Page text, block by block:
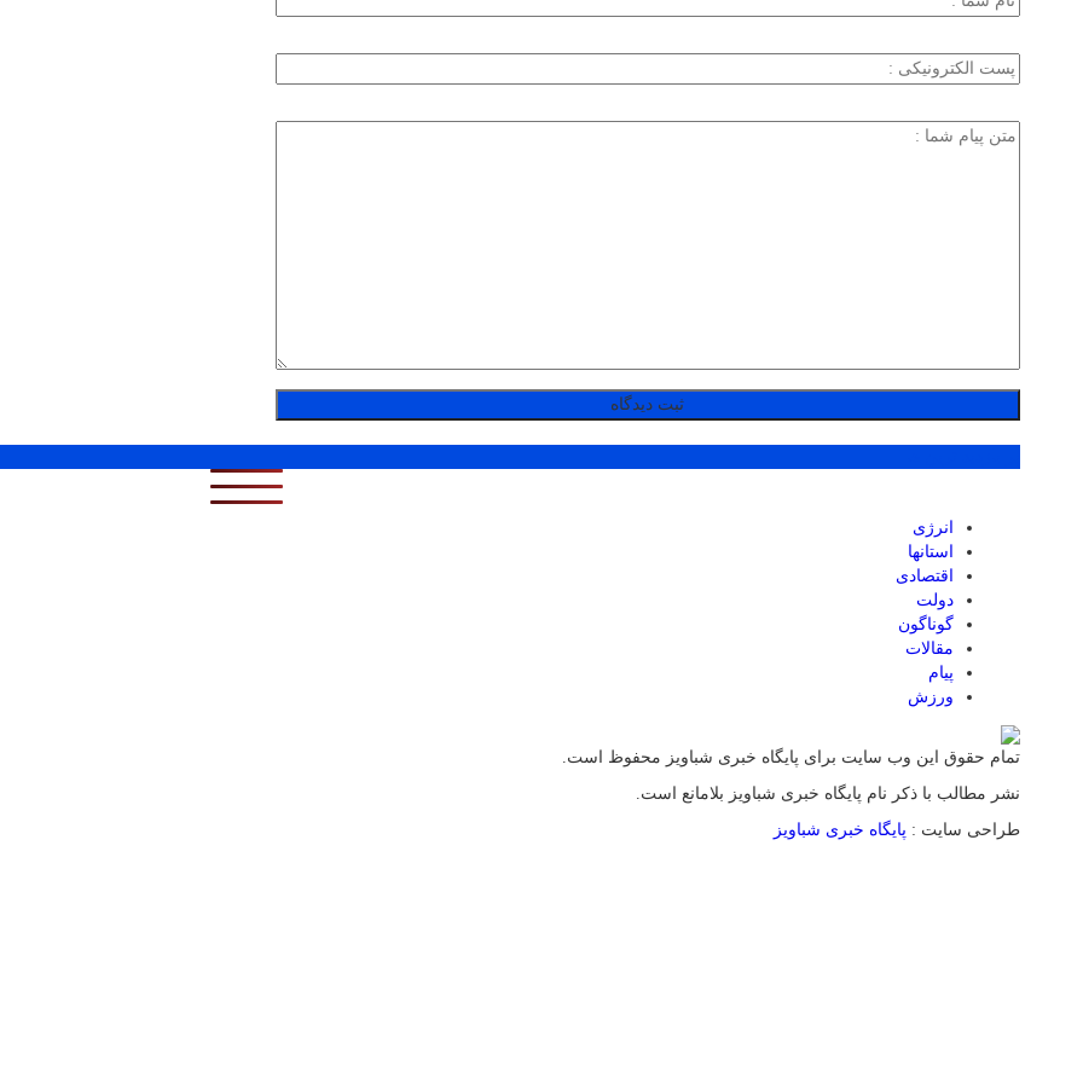
انرژی
استانها
اقتصادی
دولت
گوناگون
مقالات
پیام
ورزش
تمام حقوق این وب سایت برای پایگاه خبری شباویز محفوظ است.
نشر مطالب با ذکر نام پایگاه خبری شباویز بلامانع است.
طراحی سایت : پایگاه خبری شباویز